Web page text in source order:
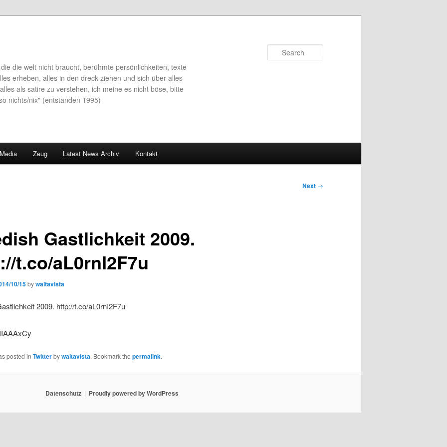
die welt nicht braucht, berühmte persönlichkeiten, texte
erheben, alles in den dreck ziehen und sich über alles
als satire zu verstehen, ich meine es nicht böse, bitte
nichts/nix" (entstanden 1995)
Zeug Latest News Archiv Kontakt
Next →
Gastlichkeit 2009.
t.co/aL0rnI2F7u
10/15bywaltavista
2009. http://t.co/aL0rnI2F7u
posted in Twitterbywaltavista. Bookmark the permalink.
Datenschutz Proudly powered by WordPress